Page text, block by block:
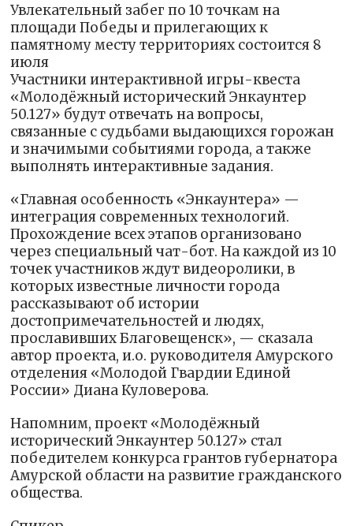
Увлекательный забег по 10 точкам на
площади Победы и прилегающих к
памятному месту территориях состоится 8
июля
Участники интерактивной игры-квеста
«Молодёжный исторический Энкаунтер
50.127» будут отвечать на вопросы,
связанные с судьбами выдающихся горожан
и значимыми событиями города, а также
выполнять интерактивные задания.
«Главная особенность «Энкаунтера» —
интеграция современных технологий.
Прохождение всех этапов организовано
через специальный чат-бот. На каждой из 10
точек участников ждут видеоролики, в
которых известные личности города
рассказывают об истории
достопримечательностей и людях,
прославивших Благовещенск», — сказала
автор проекта, и.о. руководителя Амурского
отделения «Молодой Гвардии Единой
России» Диана Куловерова.
Напомним, проект «Молодёжный
исторический Энкаунтер 50.127» стал
победителем конкурса грантов губернатора
Амурской области на развитие гражданского
общества.